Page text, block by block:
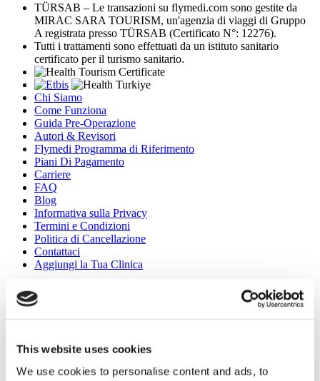
This website uses cookies
We use cookies to personalise content and ads, to
TÜRSAB – Le transazioni su flymedi.com sono gestite da
MIRAC SARA TOURISM, un'agenzia di viaggi di Gruppo
A registrata presso TÜRSAB (Certificato N°: 12276).
Tutti i trattamenti sono effettuati da un istituto sanitario
certificato per il turismo sanitario.
Chi Siamo
Come Funziona
Guida Pre-Operazione
Autori & Revisori
Flymedi Programma di Riferimento
Piani Di Pagamento
Carriere
FAQ
Blog
Informativa sulla Privacy
Termini e Condizioni
Politica di Cancellazione
Contattaci
Aggiungi la Tua Clinica